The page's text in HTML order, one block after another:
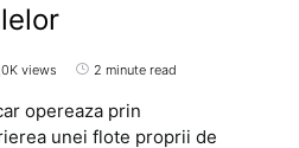
views 2 minute read
opereaza prin
unei flote proprii de